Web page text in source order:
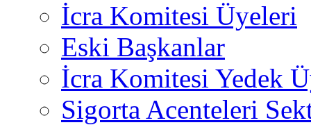
İcra Komitesi Üyeleri
Eski Başkanlar
İcra Komitesi Yedek
Sigorta Acenteleri